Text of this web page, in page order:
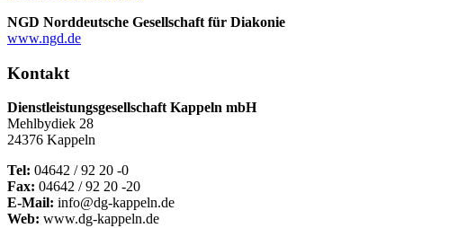
NGD Norddeutsche Gesellschaft für Diakonie
www.ngd.de
Kontakt
Dienstleistungsgesellschaft Kappeln mbH
Mehlbydiek 28
24376 Kappeln
Tel: 04642 / 92 20 -0
Fax: 04642 / 92 20 -20
E-Mail: info@dg-kappeln.de
Web: www.dg-kappeln.de